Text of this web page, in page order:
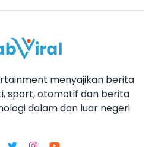
menyajikan berita
sport, otomotif dan berita
dalam dan luar negeri